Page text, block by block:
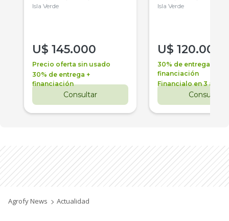
Isla Verde
U$ 145.000
Precio oferta sin usado
30% de entrega +
financiación
Consultar
Isla Verde
U$ 120.000
30% de entrega +
financiación
Financialo en 3 años
Consultar
Agrofy News Actualidad